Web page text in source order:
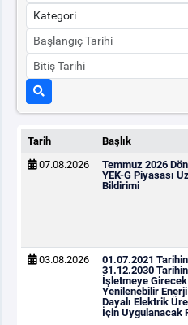
Tarih Başlık
07.08.2026
Temmuz 2026
YEK-G Piyasası
Bildirimi
03.08.2026
01.07.2021
31.12.2030
İşletmeye Girecek
Yenilenebilir
Dayalı Elektrik
İçin Uygulanacak